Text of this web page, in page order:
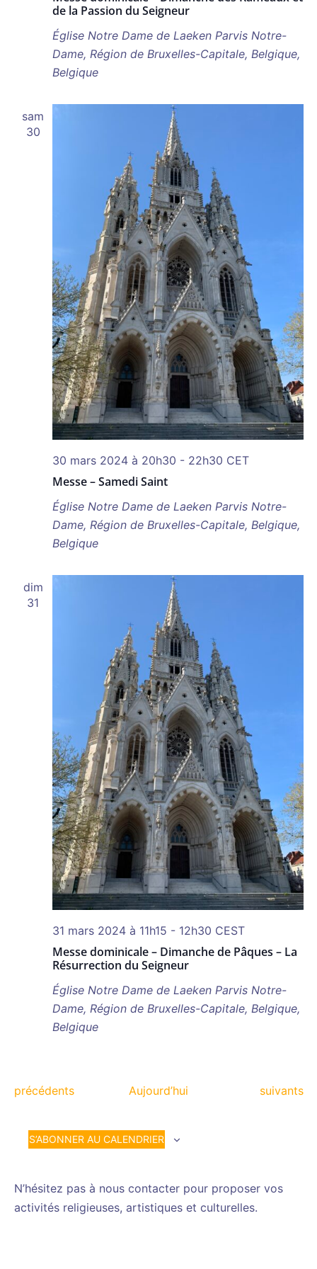
de la Passion du Seigneur
Église Notre Dame de Laeken Parvis Notre-
Dame, Région de Bruxelles-Capitale, Belgique,
Belgique
sam
30
Messe – Samedi Saint
30 mars 2024 à 20h30 - 22h30 CET
Église Notre Dame de Laeken Parvis Notre-
Dame, Région de Bruxelles-Capitale, Belgique,
Belgique
dim
31
Messe dominicale – Dimanche de Pâques – La
Résurrection du Seigneur
31 mars 2024 à 11h15 - 12h30 CEST
Église Notre Dame de Laeken Parvis Notre-
Dame, Région de Bruxelles-Capitale, Belgique,
Belgique
Évènements
précédents Aujourd’hui suivants
S’ABONNER AU CALENDRIER
N’hésitez pas à nous contacter pour proposer vos
activités religieuses, artistiques et culturelles.